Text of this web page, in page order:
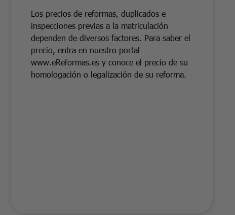
Los precios de reformas, duplicados e
inspecciones previas a la matriculación
dependen de diversos factores. Para saber el
precio, entra en nuestro portal
www.eReformas.es y conoce el precio de su
homologación o legalización de su reforma.